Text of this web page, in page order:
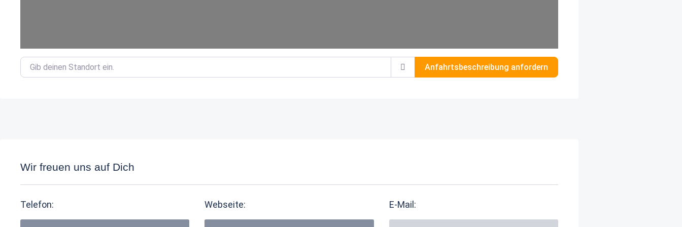
Gib deinen Standort ein.
Anfahrtsbeschreibung anfordern
Wir freuen uns auf Dich
Telefon: Webseite: E-Mail: